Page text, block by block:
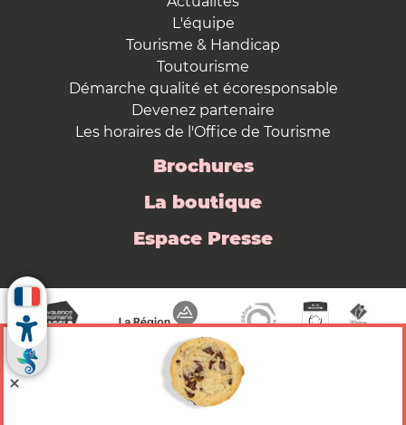
L'équipe
Tourisme & Handicap
Toutourisme
Démarche qualité et écoresponsable
Devenez partenaire
Les horaires de l'Office de Tourisme
Brochures
La boutique
Espace Presse